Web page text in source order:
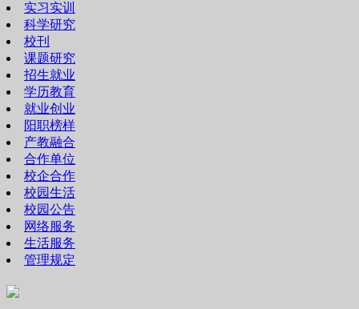
实习实训
科学研究
校刊
课题研究
招生就业
学历教育
就业创业
阳职榜样
产教融合
合作单位
校企合作
校园生活
校园公告
网络服务
生活服务
管理规定